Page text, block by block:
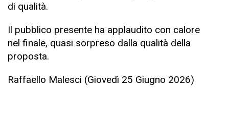
di qualità.
Il pubblico presente ha applaudito con calore
nel finale, quasi sorpreso dalla qualità della
proposta.
Raffaello Malesci (Giovedì 25 Giugno 2026)